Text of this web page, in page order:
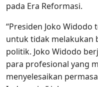
pada Era Reformasi.
“Presiden Joko
untuk tidak melakukan
politik. Joko Widodo
para profesional yang
menyelesaikan